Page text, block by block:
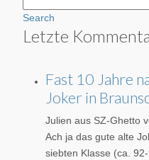
Search
Letzte
Fast 10 Jahre
Joker in
Julien aus SZ-Ghetto
Ach ja das gute alte
siebten Klasse (ca.